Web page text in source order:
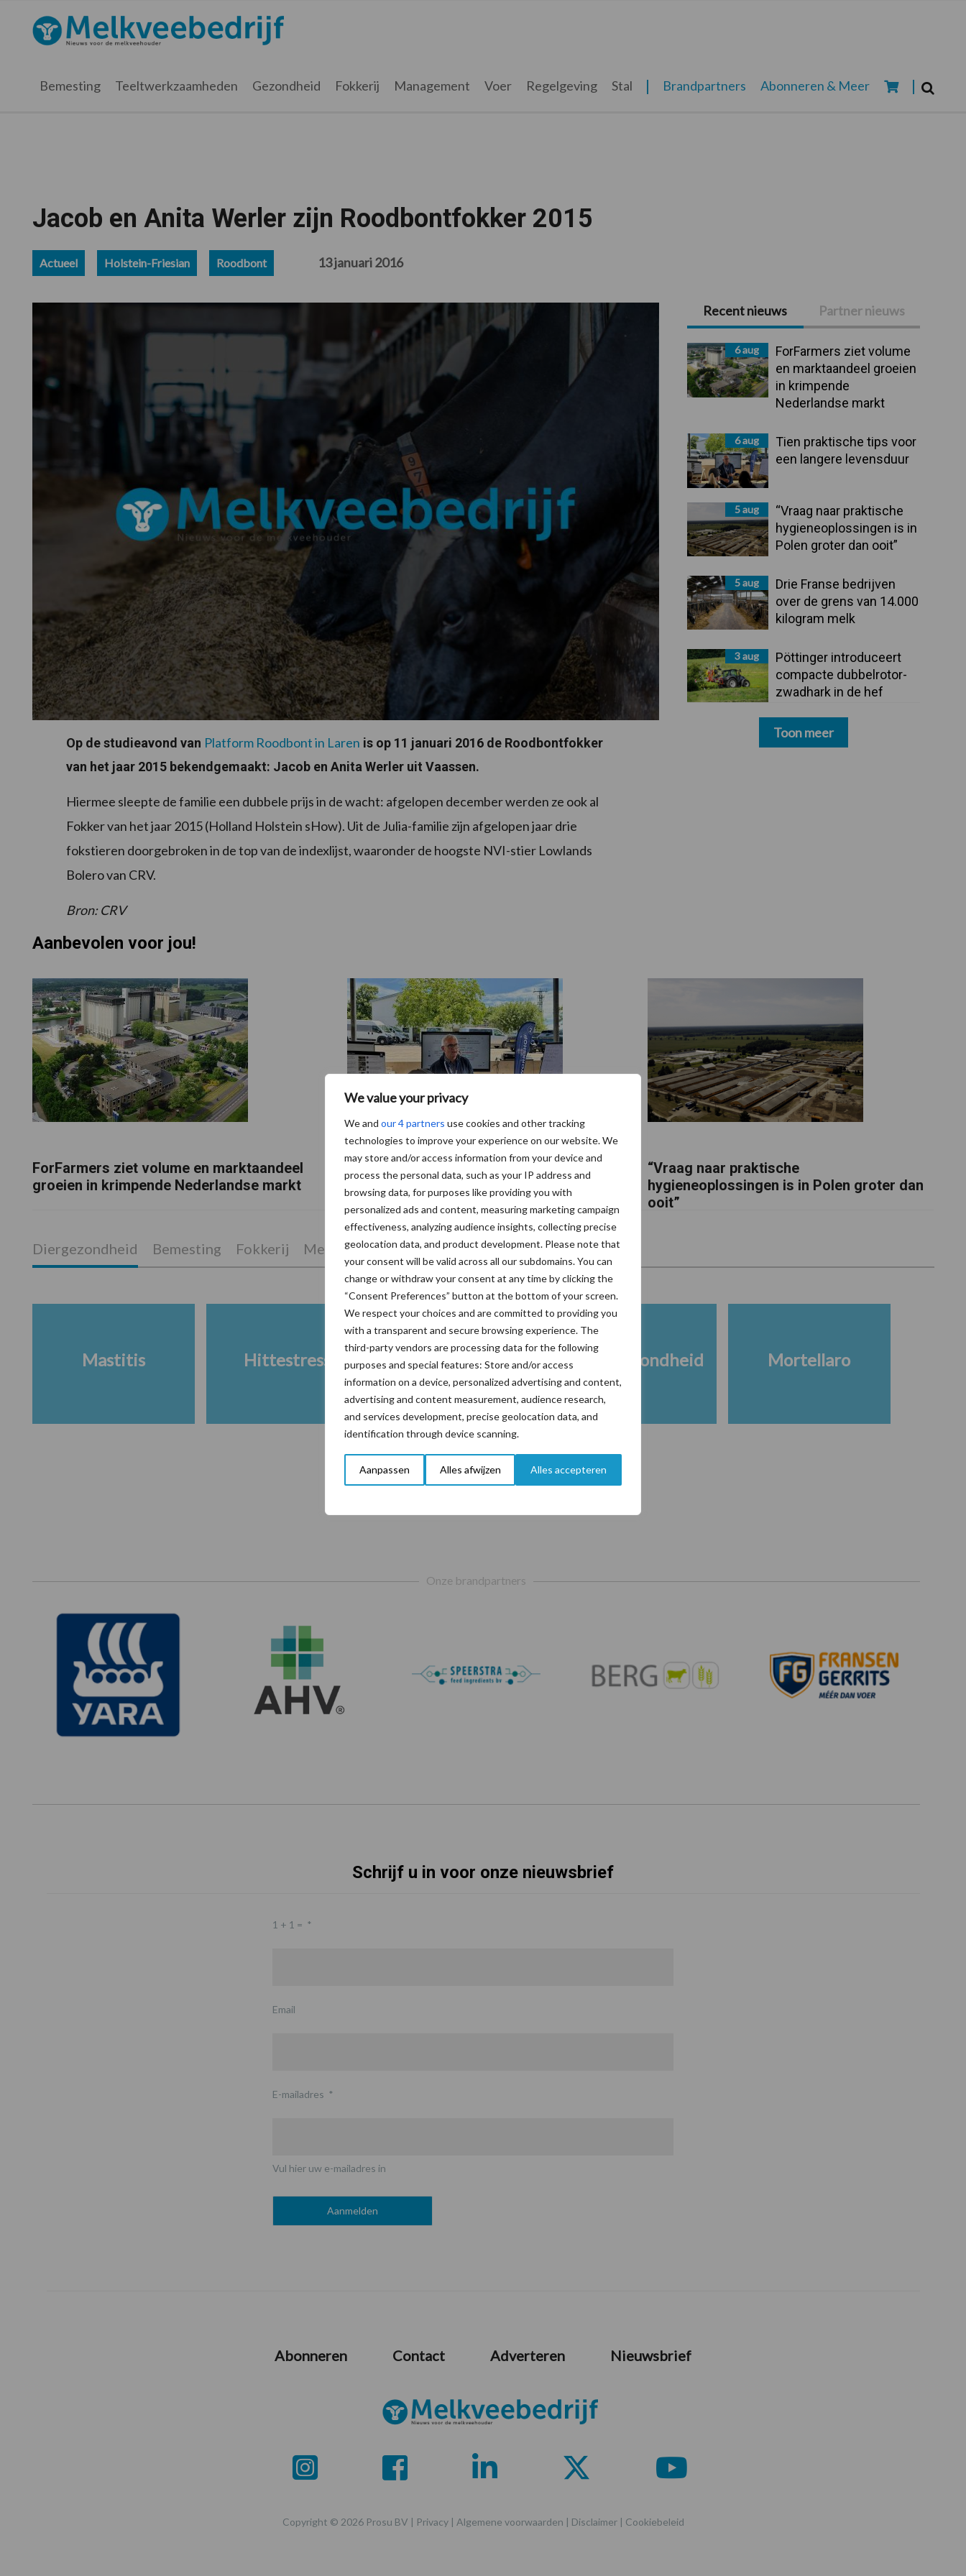
We value your privacy
We and our 4 partners use cookies and other tracking
technologies to improve your experience on our website. We
may store and/or access information from your device and
process the personal data, such as your IP address and
browsing data, for purposes like providing you with
personalized ads and content, measuring marketing campaign
effectiveness, analyzing audience insights, collecting precise
geolocation data, and product development. Please note that
your consent will be valid across all our subdomains. You can
change or withdraw your consent at any time by clicking the
“Consent Preferences” button at the bottom of your screen.
We respect your choices and are committed to providing you
with a transparent and secure browsing experience. The
third-party vendors are processing data for the following
purposes and special features: Store and/or access
information on a device, personalized advertising and content,
advertising and content measurement, audience research,
and services development, precise geolocation data, and
identification through device scanning.
Aanpassen Alles afwijzen Alles accepteren
hoofdnavigatie
hoofd
eerste
voettekst
Melkveebedrijf.nl
Bemesting Teeltwerkzaamheden Gezondheid Fokkerij Management Voer Regelgeving Stal Brandpartners Abonneren & Meer
Jacob en Anita Werler zijn Roodbontfokker 2015
Actueel Holstein-Friesian Roodbont 13 januari 2016
Op de studieavond van Platform Roodbont in Laren is op 11 januari 2016 de Roodbontfokker
van het jaar 2015 bekendgemaakt: Jacob en Anita Werler uit Vaassen.
Hiermee sleepte de familie een dubbele prijs in de wacht: afgelopen december werden ze ook al
Fokker van het jaar 2015 (Holland Holstein sHow). Uit de Julia-familie zijn afgelopen jaar drie
fokstieren doorgebroken in de top van de indexlijst, waaronder de hoogste NVI-stier Lowlands
Bolero van CRV.
Bron: CRV
Primaire
Sidebar
Recent nieuws Partner nieuws
6 aug
ForFarmers ziet volume
en marktaandeel groeien
in krimpende
Nederlandse markt
6 aug
Tien praktische tips voor
een langere levensduur
5 aug
“Vraag naar praktische
hygieneoplossingen is in
Polen groter dan ooit”
5 aug
Drie Franse bedrijven
over de grens van 14.000
kilogram melk
3 aug
Pöttinger introduceert
compacte dubbelrotor-
zwadhark in de hef
Toon meer
Aanbevolen voor jou!
ForFarmers ziet volume en marktaandeel
groeien in krimpende Nederlandse markt
Tien praktische tips voor een langere
levensduur
“Vraag naar praktische
hygieneoplossingen is in Polen groter dan
ooit”
Diergezondheid Bemesting Fokkerij Melkveebedrijf Veevoer Wet en regelgeving
Mastitis Hittestress Ketose Klauwgezondheid Mortellaro
Toon meer
Onze brandpartners
Schrijf u in voor onze nieuwsbrief
1 + 1 = *
Email
E-mailadres *
Vul hier uw e-mailadres in
Abonneren Contact Adverteren Nieuwsbrief
Copyright © 2026 Prosu BV | Privacy| Algemene voorwaarden | Disclaimer| Cookiebeleid